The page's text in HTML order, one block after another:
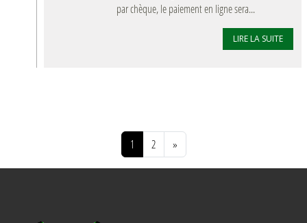
par chèque, le paiement en ligne sera...
LIRE LA SUITE
1 2 »